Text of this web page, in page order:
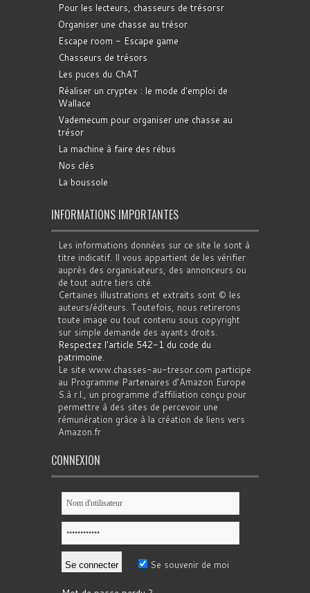
Pour les lecteurs, chasseurs de trésorsr
Organiser une chasse au trésor
Escape room - Escape game
Chasseurs de trésors
Les puces du ChAT
Réaliser un cryptex : le mode d'emploi de
Wallace
Vademecum pour organiser une chasse au
trésor
La machine à faire des rébus
Nos clés
La boussole
INFORMATIONS IMPORTANTES
Les informations données sur ce site le sont à
titre indicatif. Il vous appartient de les vérifier
auprès des organisateurs, des annonceurs ou
de tout autre tiers cité.
Certaines illustrations et extraits sont © les
auteurs/éditeurs. Toutefois, nous retirerons
toute image ou tout contenu sous copyright
sur simple demande des ayants droits.
Respectez l'article 542-1 du code du
patrimoine.
Le site www.chasses-au-tresor.com participe
au Programme Partenaires d’Amazon Europe
S.à r.l., un programme d’affiliation conçu pour
permettre à des sites de percevoir une
rémunération grâce à la création de liens vers
Amazon.fr
CONNEXION
Se souvenir de moi